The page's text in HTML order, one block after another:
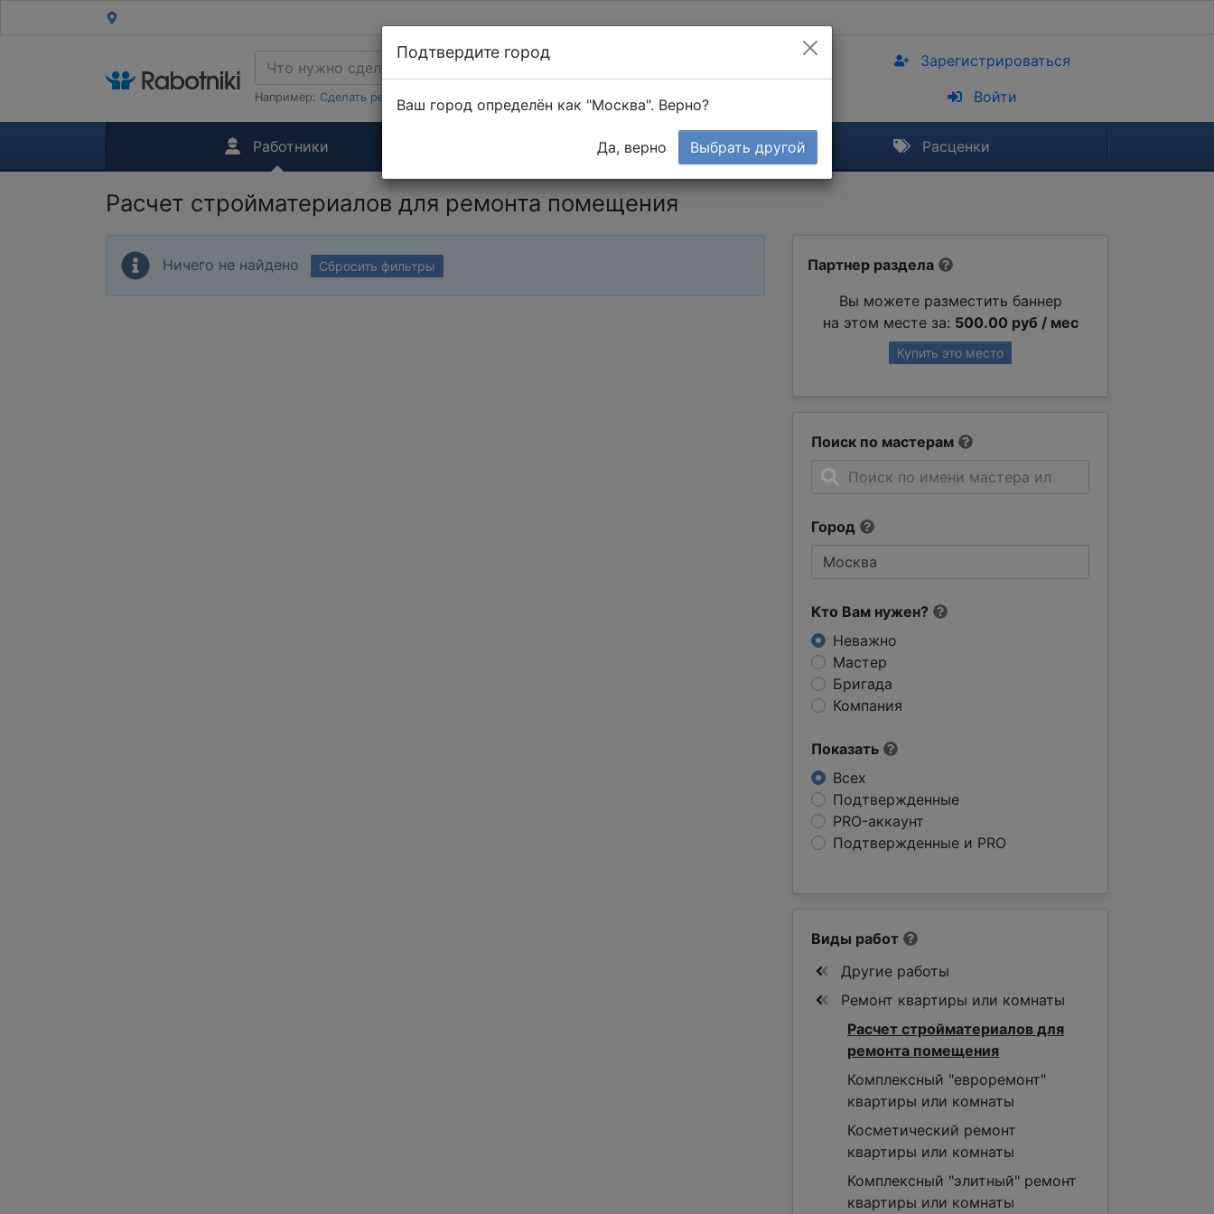
Например: Сделать ремонт в 1-к квартире
Зарегистрироваться
Войти
Работники Тендеры Расценки
Расчет стройматериалов для ремонта помещения
Партнер раздела
Вы можете разместить баннер
на этом месте за: 500.00 руб / мес
Купить это место
Поиск по мастерам
Город
Кто Вам нужен?
Неважно
Мастер
Бригада
Компания
Показать
Всех
Подтвержденные
PRO-аккаунт
Подтвержденные и PRO
Ничего не найдено Сбросить фильтры
Виды работ
Другие работы
Ремонт квартиры или комнаты
Расчет стройматериалов для
ремонта помещения
Комплексный "евроремонт"
квартиры или комнаты
Косметический ремонт
квартиры или комнаты
Комплексный "элитный" ремонт
квартиры или комнаты
Подтвердите город
Ваш город определён как "Москва". Верно?
Да, верно Выбрать другой